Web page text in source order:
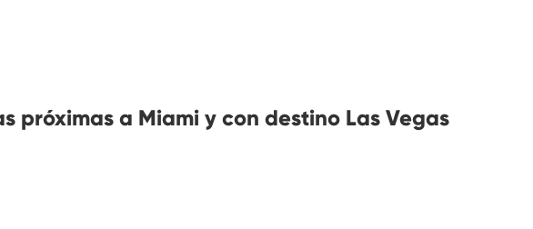
próximas a Miami y con destino Las Vegas